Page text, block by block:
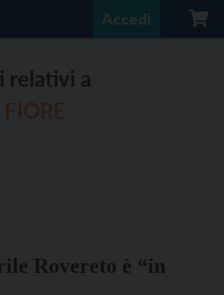
Accedi
relativi a
Rovereto è “in